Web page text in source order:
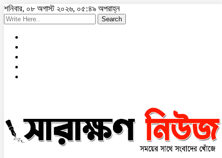
শনিবার, ০৮ অগাস্ট ২০২৬, ০৫:৪৯ অপরাহ্ন
Search